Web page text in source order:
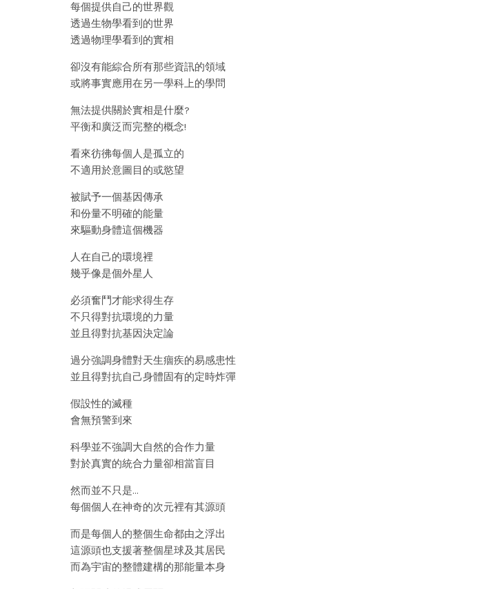
每個提供自己的世界觀
透過生物學看到的世界
透過物理學看到的實相
卻沒有能綜合所有那些資訊的領域
或將事實應用在另一學科上的學問
無法提供關於實相是什麼?
平衡和廣泛而完整的概念!
看來彷彿每個人是孤立的
不適用於意圖目的或慾望
被賦予一個基因傳承
和份量不明確的能量
來驅動身體這個機器
人在自己的環境裡
幾乎像是個外星人
必須奮鬥才能求得生存
不只得對抗環境的力量
並且得對抗基因決定論
過分強調身體對天生痼疾的易感患性
並且得對抗自己身體固有的定時炸彈
假設性的滅種
會無預警到來
科學並不強調大自然的合作力量
對於真實的統合力量卻相當盲目
然而並不只是…
每個個人在神奇的次元裡有其源頭
而是每個人的整個生命都由之浮出
這源頭也支援著整個星球及其居民
而為宇宙的整體建構的那能量本身